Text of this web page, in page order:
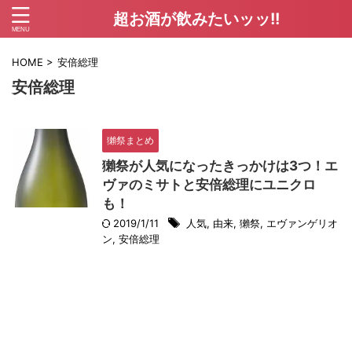
超お酒が飲みたいッッ!!
HOME > 安倍総理
安倍総理
獺祭まとめ
獺祭が人気になったきっかけは3つ！エ
ヴァのミサトと安倍総理にユニクロ
も！
2019/1/11 人気, 由来, 獺祭, エヴァンゲリオ
ン, 安倍総理